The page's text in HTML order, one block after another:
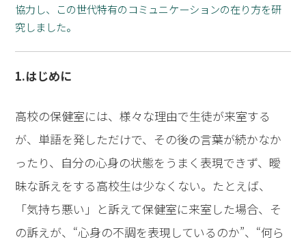
協力し、この世代特有のコミュニケーションの在り方を研
究しました。
1.はじめに
高校の保健室には、様々な理由で生徒が来室する
が、単語を発しただけで、その後の言葉が続かなか
ったり、自分の心身の状態をうまく表現できず、曖
昧な訴えをする高校生は少なくない。たとえば、
「気持ち悪い」と訴えて保健室に来室した場合、そ
の訴えが、“心身の不調を表現しているのか”、“何ら